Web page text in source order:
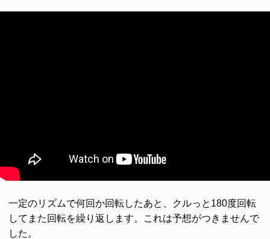
一定のリズムで何回か回転したあと、クルっと180度回転
してまた回転を繰り返します。これは予想がつきませんで
した。